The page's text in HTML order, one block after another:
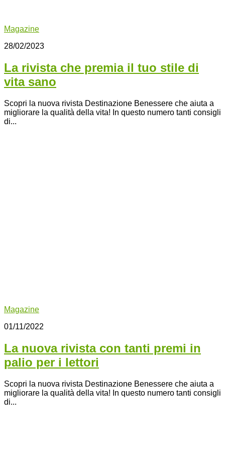
Magazine
28/02/2023
La rivista che premia il tuo stile di
vita sano
Scopri la nuova rivista Destinazione Benessere che aiuta a
migliorare la qualità della vita! In questo numero tanti consigli
di...
Magazine
01/11/2022
La nuova rivista con tanti premi in
palio per i lettori
Scopri la nuova rivista Destinazione Benessere che aiuta a
migliorare la qualità della vita! In questo numero tanti consigli
di...